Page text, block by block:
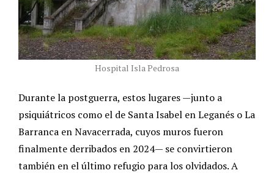
Hospital Isla Pedrosa
Durante la postguerra, estos lugares —junto a
psiquiátricos como el de Santa Isabel en Leganés o La
Barranca en Navacerrada, cuyos muros fueron
finalmente derribados en 2024— se convirtieron
también en el último refugio para los olvidados. A